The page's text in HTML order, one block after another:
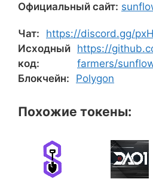
Официальный сайт:
Чат:
https://discord.gg/
Исходный
код:
https://
farmers/
Блокчейн:
Polygon
Похожие токены: